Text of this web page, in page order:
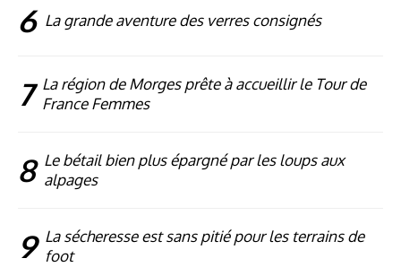
6 La grande aventure des verres consignés
7 La région de Morges prête à accueillir le Tour de
France Femmes
8 Le bétail bien plus épargné par les loups aux
alpages
9 La sécheresse est sans pitié pour les terrains de
foot